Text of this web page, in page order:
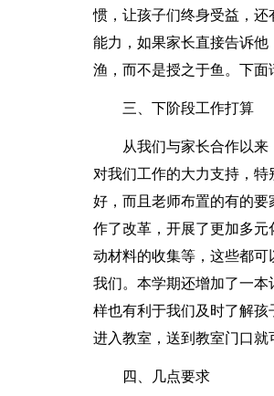
惯，让孩子们终身受益，
能力，如果家长直接告诉
渔，而不是授之于鱼。下面
三、下阶段工作打算
从我们与家长合作以
对我们工作的大力支持，
好，而且老师布置的有的
作了改革，开展了更加多
动材料的收集等，这些都
我们。本学期还增加了一
样也有利于我们及时了解
进入教室，送到教室门口就
四、几点要求